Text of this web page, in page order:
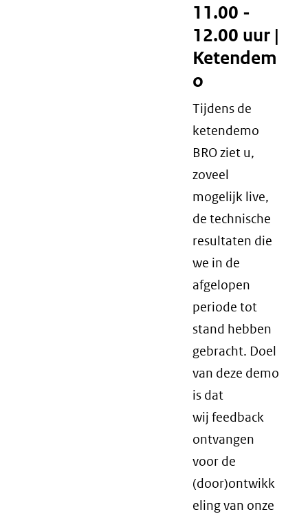
11.00 -
12.00 uur |
Ketendem
o
Tijdens de
ketendemo
BRO ziet u,
zoveel
mogelijk live,
de technische
resultaten die
we in de
afgelopen
periode tot
stand hebben
gebracht. Doel
van deze demo
is dat
wij feedback
ontvangen
voor de
(door)ontwikk
eling van onze